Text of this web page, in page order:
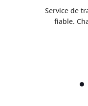
Service de
fiable.